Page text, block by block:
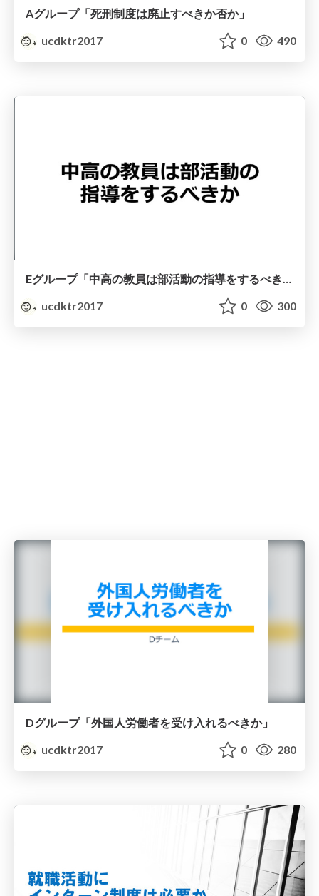
Aグループ「死刑制度は廃止すべきか否か」
ucdktr2017
0 490
Eグループ「中高の教員は部活動の指導をするべきか」
ucdktr2017
0 300
Dグループ「外国人労働者を受け入れるべきか」
ucdktr2017
0 280